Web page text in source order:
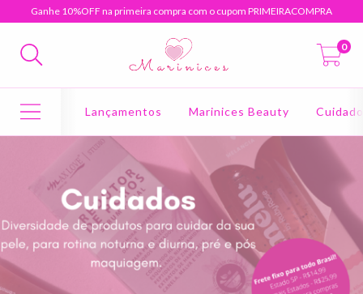
Ganhe 10%OFF na primeira compra com o cupom PRIMEIRACOMPRA
0
Lançamentos Marinices Beauty